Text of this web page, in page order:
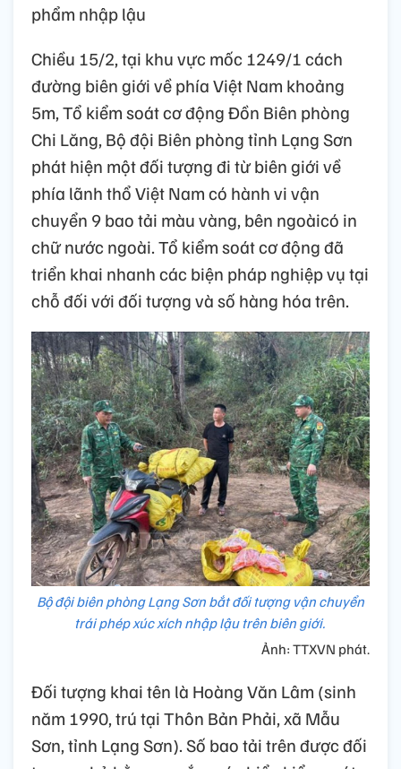
phẩm nhập lậu
Chiều 15/2, tại khu vực mốc 1249/1 cách
đường biên giới về phía Việt Nam khoảng
5m, Tổ kiểm soát cơ động Đồn Biên phòng
Chi Lăng, Bộ đội Biên phòng tỉnh Lạng Sơn
phát hiện một đối tượng đi từ biên giới về
phía lãnh thổ Việt Nam có hành vi vận
chuyển 9 bao tải màu vàng, bên ngoàicó in
chữ nước ngoài. Tổ kiểm soát cơ động đã
triển khai nhanh các biện pháp nghiệp vụ tại
chỗ đối với đối tượng và số hàng hóa trên.
Bộ đội biên phòng Lạng Sơn bắt đối tượng vận chuyển
trái phép xúc xích nhập lậu trên biên giới.
Ảnh: TTXVN phát.
Đối tượng khai tên là Hoàng Văn Lâm (sinh
năm 1990, trú tại Thôn Bản Phải, xã Mẫu
Sơn, tỉnh Lạng Sơn). Số bao tải trên được đối